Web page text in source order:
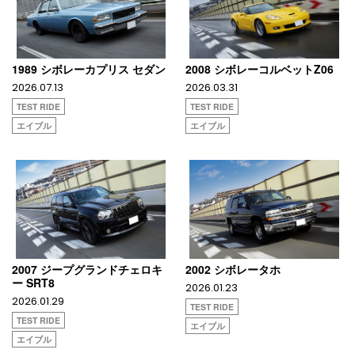
1989 シボレーカプリス セダン
2026.07.13
TEST RIDE
エイブル
2008 シボレーコルベットZ06
2026.03.31
TEST RIDE
エイブル
2007 ジープグランドチェロキ
ー SRT8
2026.01.29
TEST RIDE
エイブル
2002 シボレータホ
2026.01.23
TEST RIDE
エイブル